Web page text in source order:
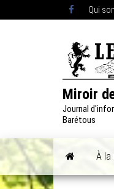
Qui
Miroir
Journal
Barétous
À la